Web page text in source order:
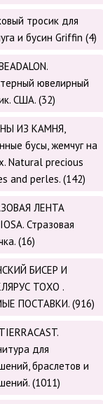
тросик для
и бусин Griffin (4)
ювелирный
США. (32)
ИЗ КАМНЯ,
бусы, жемчуг на
Natural precious
and perles. (142)
ЛЕНТА
Стразовая
(16)
БИСЕР И
TOХО .
ПОСТАВКИ. (916)
для
браслетов и
(1011)